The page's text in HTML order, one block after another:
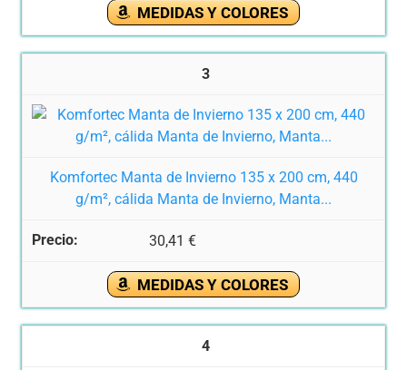
MEDIDAS Y COLORES
3
Komfortec Manta de Invierno 135 x 200 cm, 440
g/m², cálida Manta de Invierno, Manta...
30,41 €
MEDIDAS Y COLORES
4